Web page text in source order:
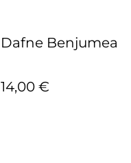
Dafne Benjumea
14,00 €